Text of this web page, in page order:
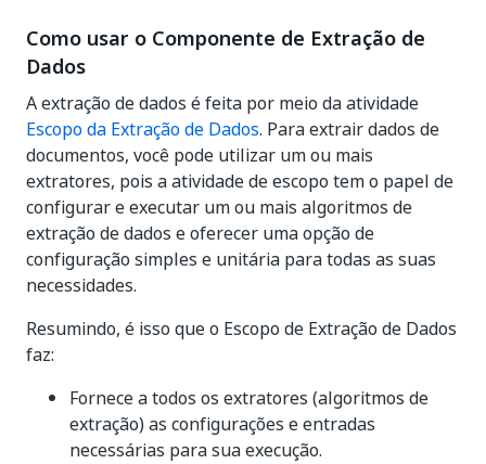
Como usar o Componente de Extração de
Dados
A extração de dados é feita por meio da atividade
Escopo da Extração de Dados. Para extrair dados de
documentos, você pode utilizar um ou mais
extratores, pois a atividade de escopo tem o papel de
configurar e executar um ou mais algoritmos de
extração de dados e oferecer uma opção de
configuração simples e unitária para todas as suas
necessidades.
Resumindo, é isso que o Escopo de Extração de Dados
faz:
Fornece a todos os extratores (algoritmos de
extração) as configurações e entradas
necessárias para sua execução.